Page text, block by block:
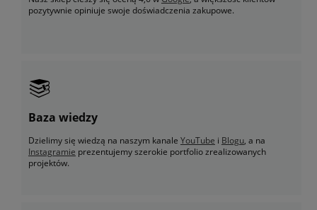
pozytywnie opiniuje swoje doświadczenia zakupowe.
Baza wiedzy
Dzielimy się wiedzą na naszym kanale YouTube i Blogu, a na
Instagramie prezentujemy szerokie portfolio zrealizowanych
projektów.